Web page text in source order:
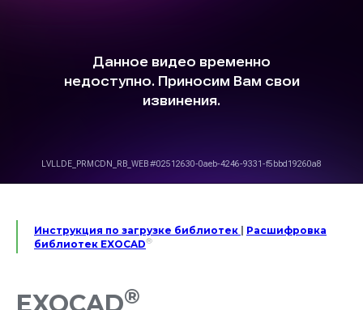
Инструкция по загрузке библиотек
Расшифровка
библиотек EXOCAD®
EXOCAD®